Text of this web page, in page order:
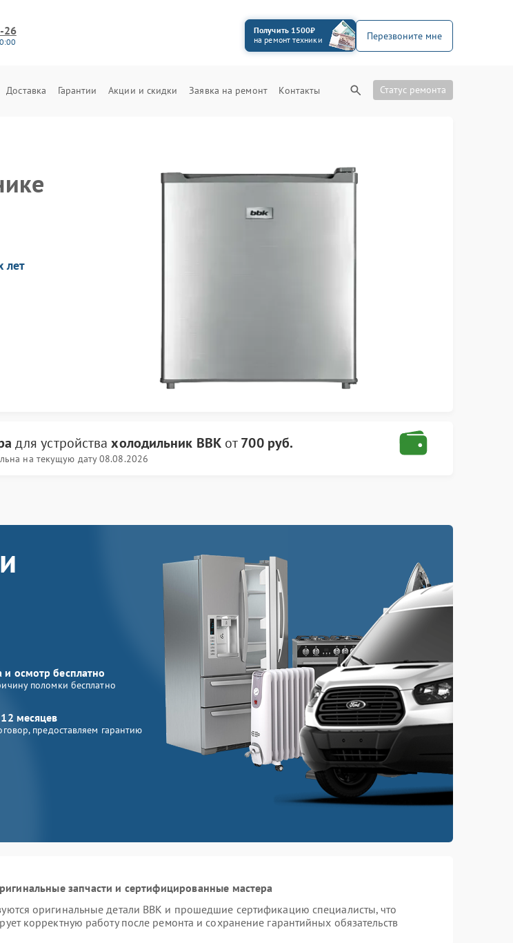
26
Получить 1500₽
на ремонт техники
Перезвоните мне
Доставка Гарантии Акции и скидки Заявка на ремонт Контакты Статус ремонта
лет
для устройствахолодильник BBKот700 руб.
на текущую дату 08.08.2026
и осмотр бесплатно
поломки бесплатно
месяцев
предоставляем гарантию
запчасти и сертифицированные мастера
оригинальные детали BBK и прошедшие сертификацию специалисты, что
корректную работу после ремонта и сохранение гарантийных обязательств